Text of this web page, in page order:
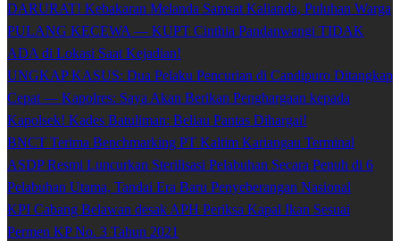
DARURAT! Kebakaran Melanda Samsat Kalianda, Puluhan Warga
PULANG KECEWA — KUPT Cinthia Pandanwangi TIDAK
ADA di Lokasi Saat Kejadian!
UNGKAP KASUS: Dua Pelaku Pencurian di Candipuro Ditangkap
Cepat — Kapolres: Saya Akan Berikan Penghargaan kepada
Kapolsek! Kades Batuliman: Beliau Pantas Dihargai!
BNCT Terima Benchmarking PT Kaltim Kariangau Terminal
ASDP Resmi Luncurkan Sterilisasi Pelabuhan Secara Penuh di 6
Pelabuhan Utama, Tandai Era Baru Penyeberangan Nasional
KPI Cabang Belawan desak APH Periksa Kapal Ikan Sesuai
Permen KP No. 3 Tahun 2021